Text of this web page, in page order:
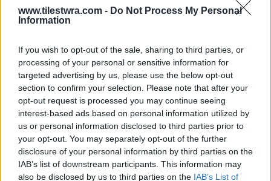
www.tilestwra.com - Do Not Process My Personal
Information
If you wish to opt-out of the sale, sharing to third parties, or
processing of your personal or sensitive information for
targeted advertising by us, please use the below opt-out
section to confirm your selection. Please note that after your
opt-out request is processed you may continue seeing
interest-based ads based on personal information utilized by
us or personal information disclosed to third parties prior to
your opt-out. You may separately opt-out of the further
disclosure of your personal information by third parties on the
IAB’s list of downstream participants. This information may
also be disclosed by us to third parties on the IAB’s List of
Σε ρεπορτάζ που έκανε το κεντρικό δελτίο
ειδήσεων του Star, αρκετοί πολίτες είχαν
επιλέξει το χρώμα του τιμολογίου έχοντας σαν
γνώμονα σημαντικές προϋποθέσεις. Βέβαια
ένας κύριος είπε χαρακτηριστικά πως επέλεξε
το πράσινο τιμολόγιο επειδή υποστηρίζει τον
Παναθηναϊκό.
Δείτε το βίντεο